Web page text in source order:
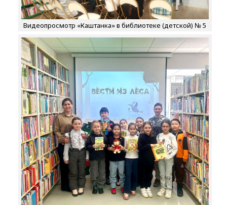
Видеопросмотр «Каштанка» в библиотеке (детской) № 5